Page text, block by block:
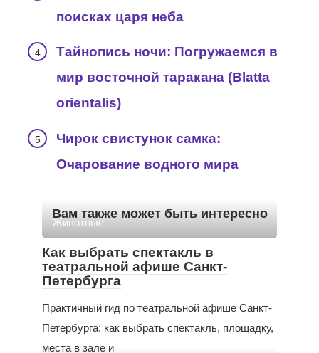
поисках царя неба
Тайнопись ночи: Погружаемся в
мир восточной таракана (Blatta
orientalis)
Чирок свистунок самка:
Очарование водного мира
Вам также может быть интересно
Животные
Как выбрать спектакль в
театральной афише Санкт-
Петербурга
Практичный гид по театральной афише Санкт-
Петербурга: как выбрать спектакль, площадку,
места в зале и